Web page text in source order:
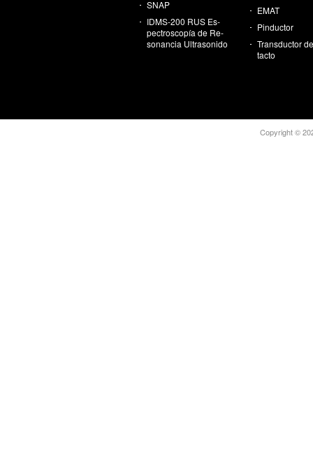
SNAP
IDMS-200 RUS Es­
pec­tros­co­pía de Re­
so­nan­cia Ul­tra­so­ni­do
EMAT
Pin­duc­tor
Trans­duc­tor
tac­to
Copy­right ©